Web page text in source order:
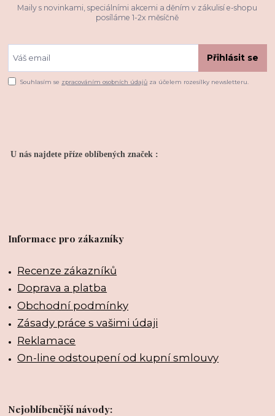
Maily s novinkami, speciálními akcemi a děním v zákulisí e-shopu
posíláme 1-2x měsíčně
Přihlásit se
Souhlasím se zpracováním osobních údajů za účelem rozesílky newsletteru.
U nás najdete příze oblíbených značek :
Informace pro zákazníky
Recenze zákazníků
Doprava a platba
Obchodní podmínky
Zásady práce s vašimi údaji
Reklamace
On-line odstoupení od kupní smlouvy
Nejoblíbenější návody: